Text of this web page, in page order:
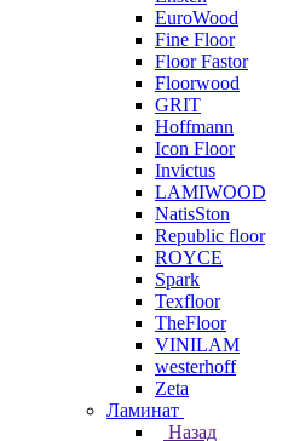
EuroWood
Fine Floor
Floor Fastor
Floorwood
GRIT
Hoffmann
Icon Floor
Invictus
LAMIWOOD
NatisSton
Republic floor
ROYCE
Spark
Texfloor
TheFloor
VINILAM
westerhoff
Zeta
Ламинат
Назад